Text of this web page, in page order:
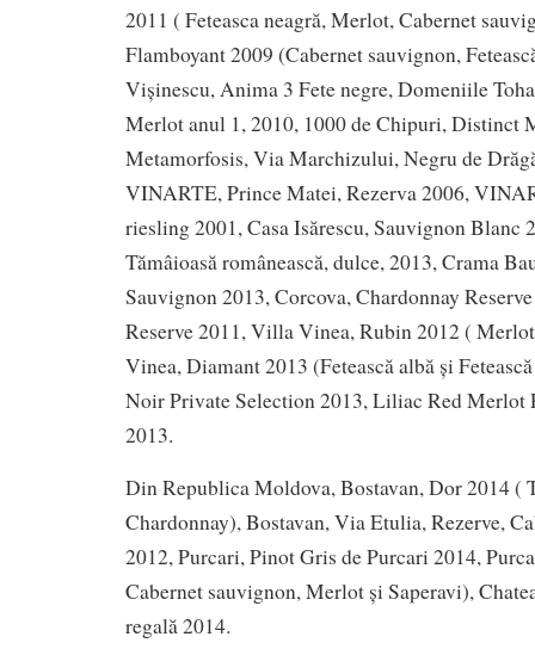
2011 ( Feteasca neagră, Merlot, Cabernet
Flamboyant 2009 (Cabernet sauvignon,
Vișinescu, Anima 3 Fete negre, Domeniile
Merlot anul 1, 2010, 1000 de Chipuri, Distinct
Metamorfosis, Via Marchizului, Negru de
VINARTE, Prince Matei, Rezerva 2006,
riesling 2001, Casa Isărescu, Sauvignon Blanc
Tămâioasă românească, dulce, 2013, Crama
Sauvignon 2013, Corcova, Chardonnay
Reserve 2011, Villa Vinea, Rubin 2012 (
Vinea, Diamant 2013 (Fetească albă și
Noir Private Selection 2013, Liliac Red Merlot
2013.
Din Republica Moldova, Bostavan, Dor 2014 (
Chardonnay), Bostavan, Via Etulia, Rezerve,
2012, Purcari, Pinot Gris de Purcari 2014,
Cabernet sauvignon, Merlot și Saperavi),
regală 2014.